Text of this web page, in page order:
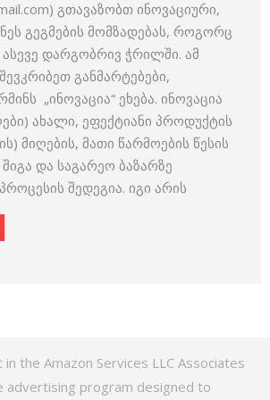
გთავაზობთ ინოვაციური,
გეგმების მომზადებას, როგორც
დარგობრივ ჭრილში. ამ
განმარტებები,
„ინოვაცია“ ეხება. ინოვაცია
ახალი, ეფექტიანი პროდუქტის
მიღების, მათი წარმოების წესის
და საგარეო ბაზარზე
შედეგია. იგი არის
the Amazon Services LLC Associates
advertising program designed to